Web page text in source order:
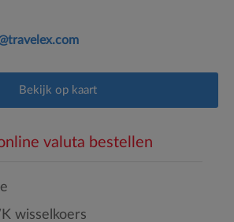
Bekijk op kaart
valuta bestellen
wisselkoers